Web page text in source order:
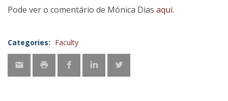
Pode ver o comentário de Mónica Dias aqui.
Categories: Faculty